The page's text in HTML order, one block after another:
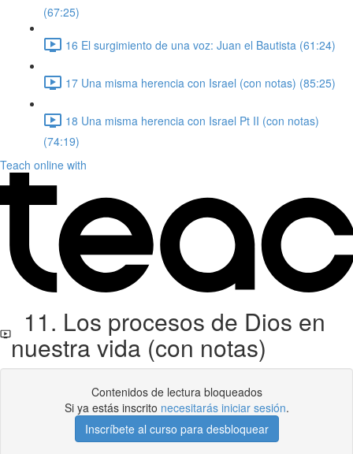
(67:25)
16 El surgimiento de una voz: Juan el Bautista (61:24)
17 Una misma herencia con Israel (con notas) (85:25)
18 Una misma herencia con Israel Pt II (con notas)
(74:19)
Teach online with
11. Los procesos de Dios en
nuestra vida (con notas)
Contenidos de lectura bloqueados
Si ya estás inscrito necesitarás iniciar sesión.
Inscríbete al curso para desbloquear